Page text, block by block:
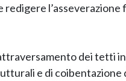
l’asseverazione
dei tetti
e di coibentazione